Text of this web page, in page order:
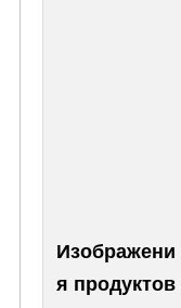
Изображени
я продуктов